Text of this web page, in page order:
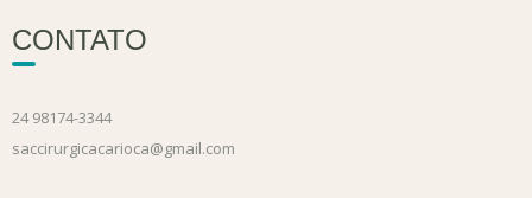
CONTATO
24 98174-3344
saccirurgicacarioca@gmail.com